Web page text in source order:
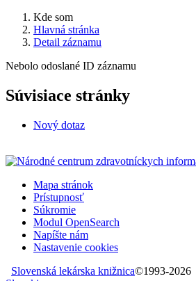
Kde som
Hlavná stránka
Detail záznamu
Nebolo odoslané ID záznamu
Súvisiace stránky
Nový dotaz
Mapa stránok
Prístupnosť
Súkromie
Modul OpenSearch
Napíšte nám
Nastavenie cookies
Slovenská lekárska knižnica©1993-2026